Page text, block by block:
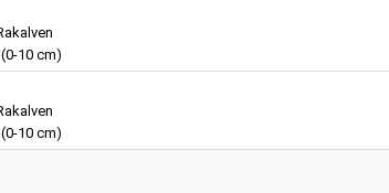
10 cm)
10 cm)